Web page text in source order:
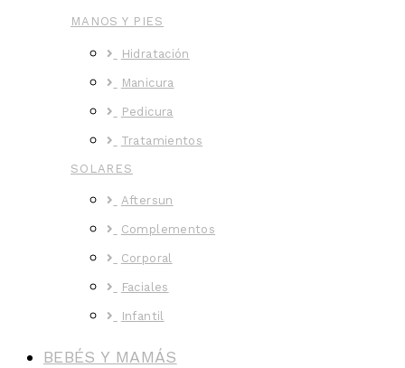
MANOS Y PIES
Hidratación
Manicura
Pedicura
Tratamientos
SOLARES
Aftersun
Complementos
Corporal
Faciales
Infantil
BEBÉS Y MAMÁS